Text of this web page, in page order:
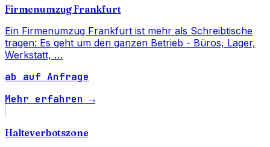
Firmenumzug Frankfurt
Ein Firmenumzug Frankfurt ist mehr als Schreibtische
tragen: Es geht um den ganzen Betrieb - Büros, Lager,
Werkstatt, …
ab auf Anfrage
Mehr erfahren →
Halteverbotszone